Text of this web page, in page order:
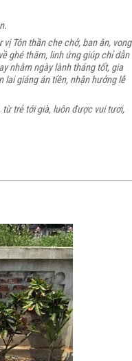
Tôn thần che chở, ban ân, vong
ghé thăm, linh ứng giúp chỉ dẫn
nhằm ngày lành tháng tốt, gia
lai giáng án tiền, nhận hưởng lễ
từ trẻ tới già, luôn được vui tươi,